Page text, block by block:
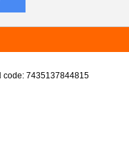
code: 7435137844815